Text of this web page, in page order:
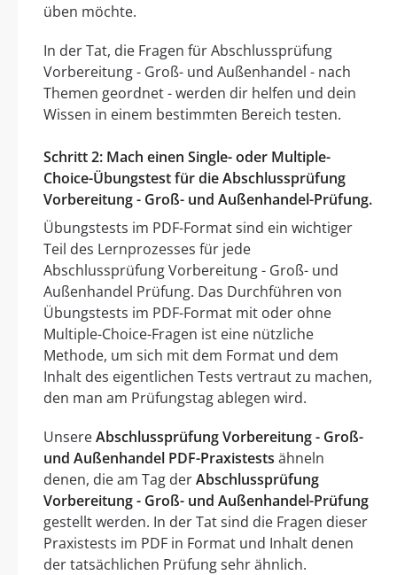
üben möchte.
In der Tat, die Fragen für Abschlussprüfung
Vorbereitung - Groß- und Außenhandel - nach
Themen geordnet - werden dir helfen und dein
Wissen in einem bestimmten Bereich testen.
Schritt 2: Mach einen Single- oder Multiple-
Choice-Übungstest für die Abschlussprüfung
Vorbereitung - Groß- und Außenhandel-Prüfung.
Übungstests im PDF-Format sind ein wichtiger
Teil des Lernprozesses für jede
Abschlussprüfung Vorbereitung - Groß- und
Außenhandel Prüfung. Das Durchführen von
Übungstests im PDF-Format mit oder ohne
Multiple-Choice-Fragen ist eine nützliche
Methode, um sich mit dem Format und dem
Inhalt des eigentlichen Tests vertraut zu machen,
den man am Prüfungstag ablegen wird.
UnsereAbschlussprüfung Vorbereitung - Groß-
und Außenhandel PDF-Praxistests ähneln
denen, die am Tag derAbschlussprüfung
Vorbereitung - Groß- und Außenhandel-Prüfung
gestellt werden. In der Tat sind die Fragen dieser
Praxistests im PDF in Format und Inhalt denen
der tatsächlichen Prüfung sehr ähnlich.